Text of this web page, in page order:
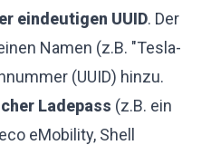
eindeutigen UUID. Der
Namen (z.B. "Tesla-
(UUID) hinzu.
Ladepass (z.B. ein
eMobility, Shell